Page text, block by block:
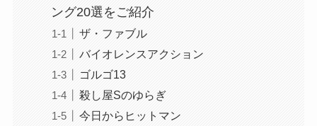
ング20選をご紹介
ザ・ファブル
バイオレンスアクション
ゴルゴ13
殺し屋Sのゆらぎ
今日からヒットマン